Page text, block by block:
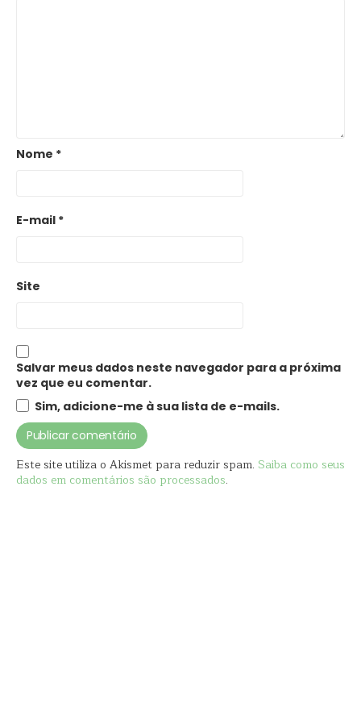
Nome *
E-mail *
Site
Salvar meus dados neste navegador para a próxima
vez que eu comentar.
Sim, adicione-me à sua lista de e-mails.
Este site utiliza o Akismet para reduzir spam. Saiba como seus
dados em comentários são processados.